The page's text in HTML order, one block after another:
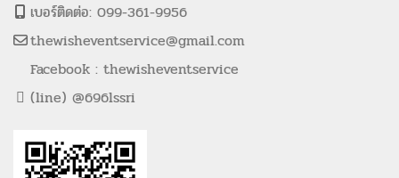
เบอร์ติดต่อ: 099-361-9956
thewisheventservice@gmail.com
Facebook : thewisheventservice
(line) @696lssri